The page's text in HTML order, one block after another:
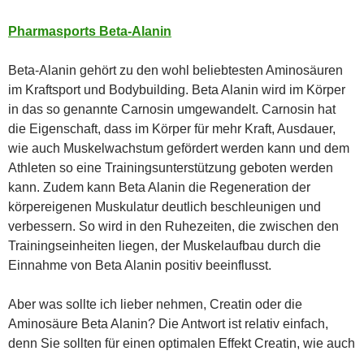
Pharmasports Beta-Alanin
Beta-Alanin gehört zu den wohl beliebtesten Aminosäuren
im Kraftsport und Bodybuilding. Beta Alanin wird im Körper
in das so genannte Carnosin umgewandelt. Carnosin hat
die Eigenschaft, dass im Körper für mehr Kraft, Ausdauer,
wie auch Muskelwachstum gefördert werden kann und dem
Athleten so eine Trainingsunterstützung geboten werden
kann. Zudem kann Beta Alanin die Regeneration der
körpereigenen Muskulatur deutlich beschleunigen und
verbessern. So wird in den Ruhezeiten, die zwischen den
Trainingseinheiten liegen, der Muskelaufbau durch die
Einnahme von Beta Alanin positiv beeinflusst.
Aber was sollte ich lieber nehmen, Creatin oder die
Aminosäure Beta Alanin? Die Antwort ist relativ einfach,
denn Sie sollten für einen optimalen Effekt Creatin, wie auch